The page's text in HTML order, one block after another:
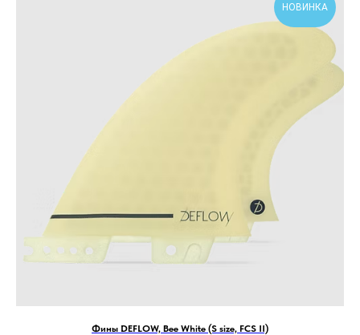
НОВИНКА
Фины DEFLOW, Bee White (S size, FCS II)